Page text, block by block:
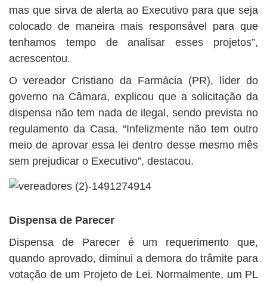
mas que sirva de alerta ao Executivo para que seja
colocado de maneira mais responsável para que
tenhamos tempo de analisar esses projetos”,
acrescentou.
O vereador Cristiano da Farmácia (PR), líder do
governo na Câmara, explicou que a solicitação da
dispensa não tem nada de ilegal, sendo prevista no
regulamento da Casa. “Infelizmente não tem outro
meio de aprovar essa lei dentro desse mesmo mês
sem prejudicar o Executivo”, destacou.
Dispensa de Parecer
Dispensa de Parecer é um requerimento que,
quando aprovado, diminui a demora do trâmite para
votação de um Projeto de Lei. Normalmente, um PL